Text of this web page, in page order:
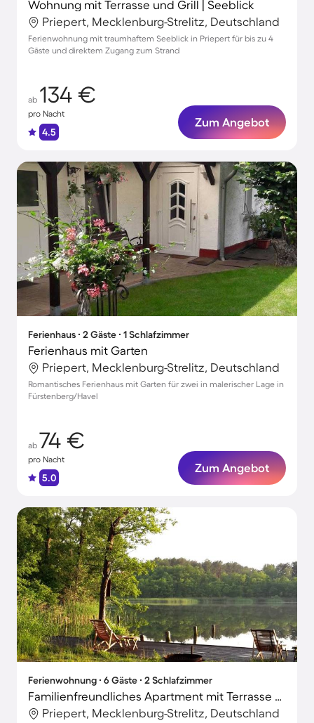
Wohnung mit Terrasse und Grill | Seeblick
Priepert, Mecklenburg-Strelitz, Deutschland
Ferienwohnung mit traumhaftem Seeblick in Priepert für bis zu 4
Gäste und direktem Zugang zum Strand
ab 134 €
pro Nacht
4.5
Zum Angebot
Ferienhaus ∙ 2 Gäste ∙ 1 Schlafzimmer
Ferienhaus mit Garten
Priepert, Mecklenburg-Strelitz, Deutschland
Romantisches Ferienhaus mit Garten für zwei in malerischer Lage in
Fürstenberg/Havel
ab 74 €
pro Nacht
5.0
Zum Angebot
Ferienwohnung ∙ 6 Gäste ∙ 2 Schlafzimmer
Familienfreundliches Apartment mit Terrasse und Garten | Seeblick
Priepert, Mecklenburg-Strelitz, Deutschland